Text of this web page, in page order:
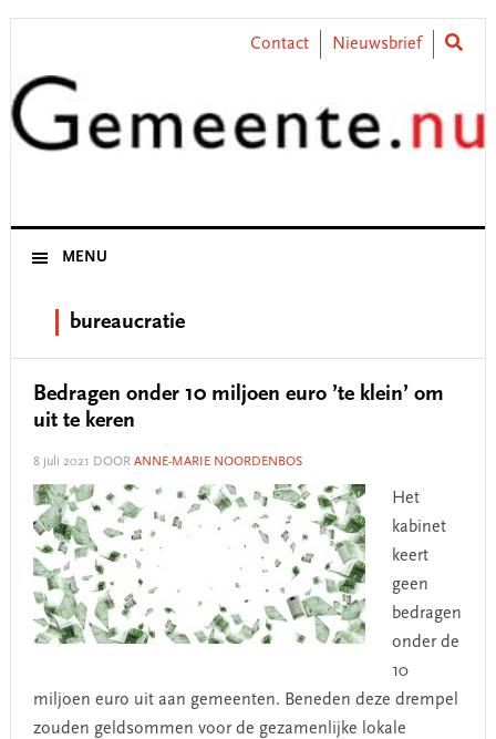
Skip
primary
navigation
Skip
content
Skip
primary
sidebar
Skip
footer
Contact Nieuwsbrief
MENU
bureaucratie
Bedragen onder 10 miljoen euro ’te klein’ om
uit te keren
8 juli 2021 DOOR ANNE-MARIE NOORDENBOS
Het
kabinet
keert
geen
bedragen
onder de
10
miljoen euro uit aan gemeenten. Beneden deze drempel
zouden geldsommen voor de gezamenlijke lokale